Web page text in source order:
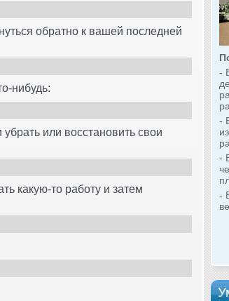
-
-
-
-
обратно к вашей последней
нибудь:
убрать или восстановить свои
какую-то работу и затем